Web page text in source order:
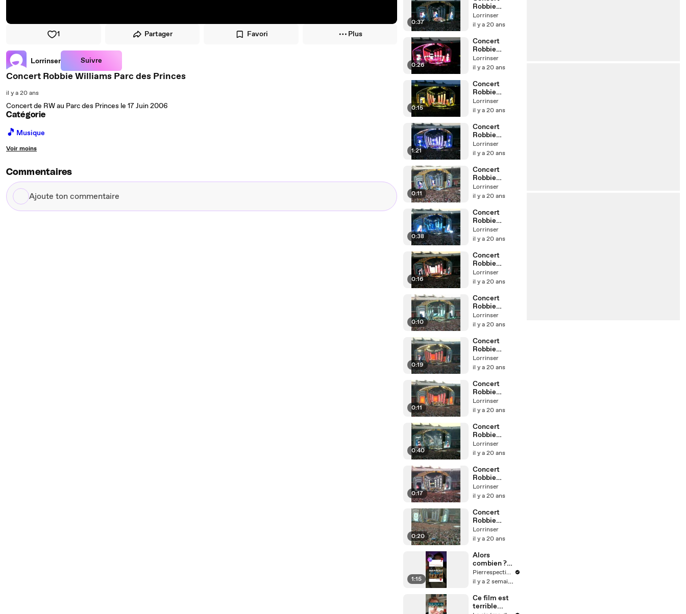
1 Partager Favori Plus
Lorrinser Suivre
Concert Robbie Williams Parc des Princes
il y a 20 ans
Concert de RW au Parc des Princes le 17 Juin 2006
Catégorie
🎵 Musique
Voir moins
Commentaires
Ajoute
ton
0:37
Robbie
Williams Parc
des Princes
Lorrinser
il y a 20 ans
0:26
Concert
Robbie
Williams Parc
des Princes
Lorrinser
il y a 20 ans
0:15
Concert
Robbie
Williams Parc
des Princes
Lorrinser
il y a 20 ans
1:21
Concert
Robbie
Williams Parc
des Princes
Lorrinser
il y a 20 ans
0:11
Concert
Robbie
Williams Parc
des Princes
Lorrinser
il y a 20 ans
0:38
Concert
Robbie
Williams Parc
des Princes
Lorrinser
il y a 20 ans
0:16
Concert
Robbie
Williams Parc
des Princes
Lorrinser
il y a 20 ans
0:10
Concert
Robbie
Williams Parc
des Princes
Lorrinser
il y a 20 ans
0:19
Concert
Robbie
Williams Parc
des Princes
Lorrinser
il y a 20 ans
0:11
Concert
Robbie
Williams Parc
des Princes
Lorrinser
il y a 20 ans
0:40
Concert
Robbie
Williams Parc
des Princes
Lorrinser
il y a 20 ans
0:17
Concert
Robbie
Williams Parc
des Princes
Lorrinser
il y a 20 ans
0:20
Concert
Robbie
Williams Parc
des Princes
Lorrinser
il y a 20 ans
1:15
Alors
combien ?
Quiz
littérature 📚
Pierrespectives
il y a 2 semaines
Ce film est
terrible...